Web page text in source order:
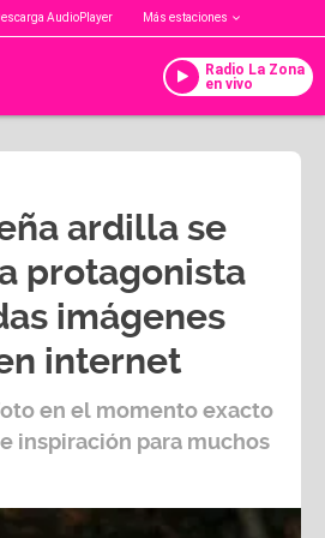
AudioPlayer Más estaciones
Radio La Zona
en vivo
ardilla se
protagonista
imágenes
internet
en el momento exacto
inspiración para muchos